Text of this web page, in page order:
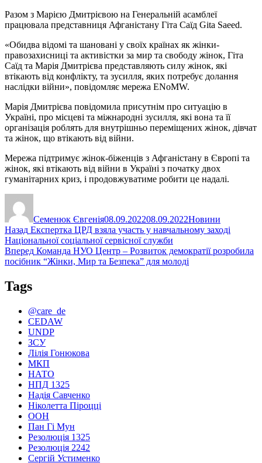
Разом з Марією Дмитрієвою на Генеральній асамблеї
працювала представниця Афганістану Гіта Саїд Gita Saeed.
«Обидва відомі та шановані у своїх країнах як жінки-
правозахисниці та активістки за мир та свободу жінок, Гіта
Саїд та Марія Дмитрієва представляють силу жінок, які
втікають від конфлікту, та зусилля, яких потребує долання
наслідки війни», повідомляє мережа ENoMW.
Марія Дмитрієва повідомила присутнім про ситуацію в
Україні, про місцеві та міжнародні зусилля, які вона та її
організація роблять для внутрішньо переміщених жінок, дівчат
та жінок, що втікають від війни.
Мережа підтримує жінок-біженців з Афганістану в Європі та
жінок, які втікають від війни в Україні з початку двох
гуманітарних криз, і продовжуватиме робити це надалі.
Семенюк Євгенія08.09.202208.09.2022Новини
Навігація
записів
Назад Попередній
запис:
Експертка ЦРД взяла участь у навчальному заході
Національної соціальної сервісної служби
Вперед Наступний
запис:
Команда НУО Центр – Розвиток демократії розробила
посібник “Жінки, Мир та Безпека” для молоді
Tags
@care_de
CEDAW
UNDP
ЗСУ
Лілія Гонюкова
МКП
НАТО
НПД 1325
Надія Савченко
Ніколетта Піроцці
ООН
Пан Гі Мун
Резолюція 1325
Резолюція 2242
Сергій Устименко